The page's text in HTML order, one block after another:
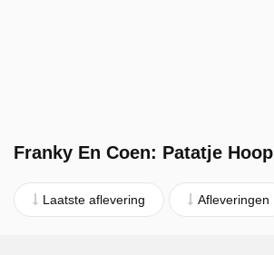
Franky En Coen: Patatje Hoop
Laatste aflevering Afleveringen